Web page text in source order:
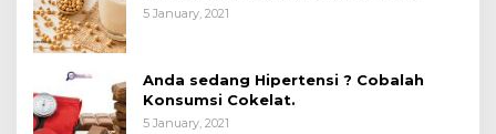
Manfaatnya untuk Kesehatan?
5 January, 2021
Anda sedang Hipertensi ? Cobalah
Konsumsi Cokelat.
5 January, 2021